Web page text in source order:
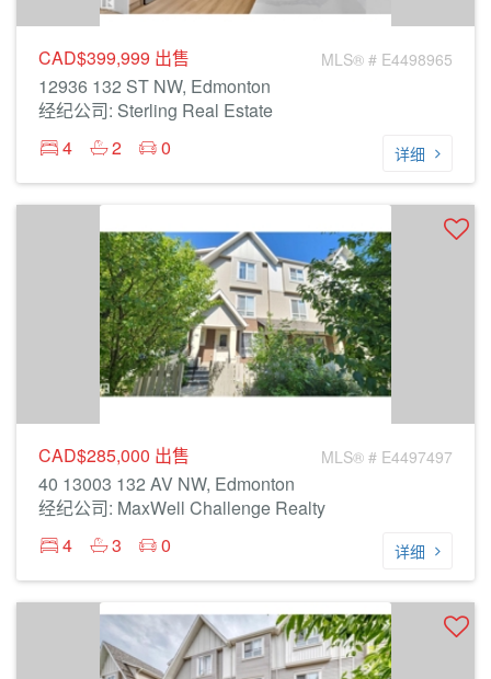
CAD$399,999 出售 MLS® # E4498965
12936 132 ST NW, Edmonton
经纪公司: Sterling Real Estate
4
2 0 详细
CAD$285,000 出售 MLS® # E4497497
40 13003 132 AV NW, Edmonton
经纪公司: MaxWell Challenge Realty
4
3 0 详细